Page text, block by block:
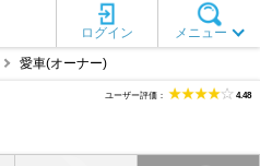
メニュー
ログイン
愛車(オーナー)
ユーザー評価： 4.48